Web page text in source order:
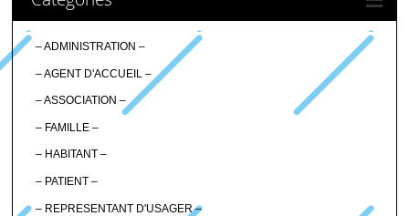
– ADMINISTRATION –
– AGENT D'ACCUEIL –
– ASSOCIATION –
– FAMILLE –
– HABITANT –
– PATIENT –
– REPRESENTANT D'USAGER –